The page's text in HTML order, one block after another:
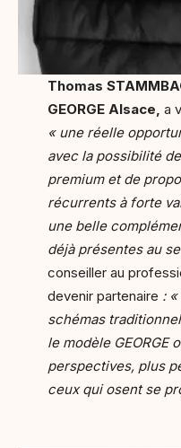
Thomas
GEORGE Alsace, a
« une réelle
avec la possibilité
premium et de
récurrents à forte
une belle
déjà présentes au
conseiller au
devenir partenaire :
schémas
le modèle GEORGE
perspectives, plus
ceux qui osent se